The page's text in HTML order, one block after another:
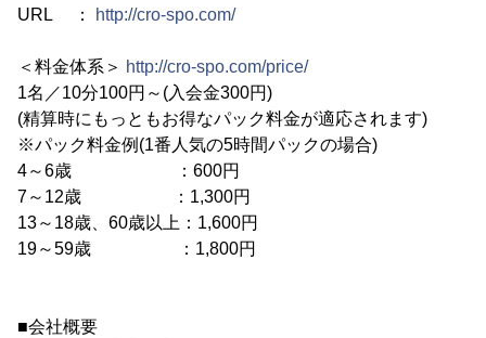
URL ：
http://cro-spo.com/
＜料金体系＞ http://cro-spo.com/price/
1名／10分100円～(入会金300円)
(精算時にもっともお得なパック料金が適応されます)
※パック料金例(1番人気の5時間パックの場合)
4～6歳 ：600円
7～12歳 ：1,300円
13～18歳、60歳以上：1,600円
19～59歳 ：1,800円
■会社概要